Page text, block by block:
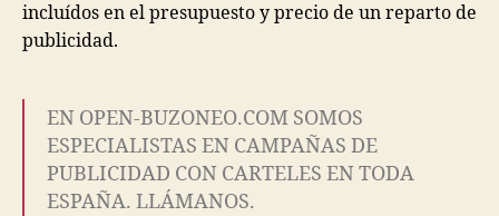
incluídos en el presupuesto y precio de un reparto de
publicidad.
EN OPEN-BUZONEO.COM SOMOS
ESPECIALISTAS EN CAMPAÑAS DE
PUBLICIDAD CON CARTELES EN TODA
ESPAÑA. LLÁMANOS.